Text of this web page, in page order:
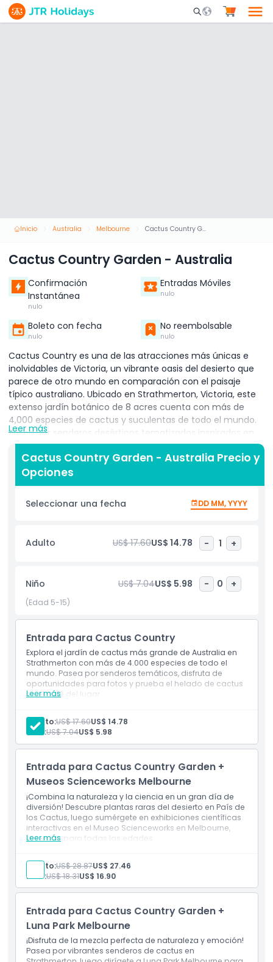
Mobile Search
Inicio Australia Melbourne Cactus Country Garden - Australia
Cactus Country Garden - Australia
Confirmación
Instantánea
nulo
Entradas Móviles
nulo
Boleto con fecha
nulo
No reembolsable
nulo
Cactus Country es una de las atracciones más únicas e
inolvidables de Victoria, un vibrante oasis del desierto que
parece de otro mundo en comparación con el paisaje
típico australiano. Ubicado en Strathmerton, Victoria, este
extenso jardín botánico de 8 acres cuenta con más de
4,000 especies de cactus y suculentas de todo el mundo.
Pasea por senderos desérticos tematizados inspirados en
Norteamérica, Sudamérica y África, cada uno mostrando la
belleza, diversidad y resistencia de las plantas de clima
árido. Ya sea que seas un amante de las plantas, un viajero
curioso o simplemente busques una excursión divertida,
Cactus Country ofrece una experiencia atractiva y
educativa para todas las edades. Este destino altamente
usuarios de Instagram. El jardín está lleno de formas
audaces, flores vibrantes y fondos dramáticos perfectos
pausa en el café del lugar y disfruta de delicias inspiradas
en el cactus como pastel de cactus y helado de cactus. El
café también ofrece bebidas refrescantes y espacios
paseo tranquilo rodeado de plantas raras, Cactus Country
es un destino imprescindible que resalta la belleza de los
paisajes desérticos en el corazón de Australia.
Inclusiones
Política para Niños y Adultos
Exclusiones
No Adecuado Para
Horario de Apertura
Cosas a Saber
Ubicación
Leer más
Cactus Country Garden - Australia Precio y
Opciones
Seleccionar una fecha DD MM, YYYY
Adulto US$ 17.60US$ 14.78 - 1 +
Niño US$ 7.04US$ 5.98 - 0 +
(Edad 5-15)
Entrada para Cactus Country
Explora el jardín de cactus más grande de Australia en
Strathmerton con más de 4.000 especies de todo el
mundo. Pasea por senderos temáticos, disfruta de
oportunidades para fotos y prueba el helado de cactus
en el café del lugar.
Leer más
Explora más de 4.000 cactus en senderos desérticos
temáticos.
Disfruta de puntos para fotografías y delicias
temáticas de cactus.
Adulto:US$ 17.60US$ 14.78
Niño:US$ 7.04US$ 5.98
Entrada para Cactus Country Garden +
Museos Scienceworks Melbourne
¡Combina la naturaleza y la ciencia en un gran día de
diversión! Descubre plantas raras del desierto en País de
los Cactus, luego sumérgete en exhibiciones científicas
interactivas en el Museo Scienceworks en Melbourne,
diversión para todas las edades.
Leer más
Descubre plantas del desierto y diversión científica
práctica.
Gran combinación para familias y mentes curiosas.
Adulto:US$ 28.87US$ 27.46
Niño:US$ 18.31US$ 16.90
Entrada para Cactus Country Garden +
Luna Park Melbourne
¡Disfruta de la mezcla perfecta de naturaleza y emoción!
Pasea por vibrantes senderos de cactus en